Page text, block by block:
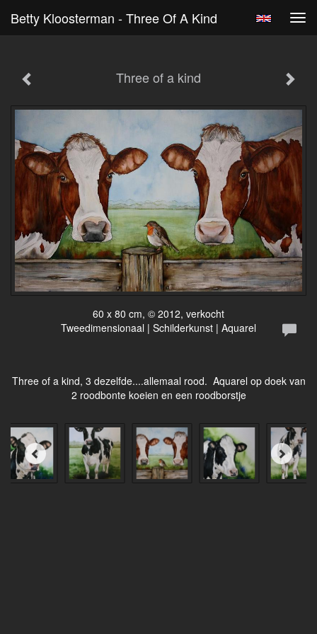
Betty Kloosterman - Three Of A Kind
Three of a kind
60 x 80 cm, © 2012, verkocht
Tweedimensionaal | Schilderkunst | Aquarel
Three of a kind, 3 dezelfde....allemaal rood. Aquarel op doek van
2 roodbonte koeien en een roodborstje